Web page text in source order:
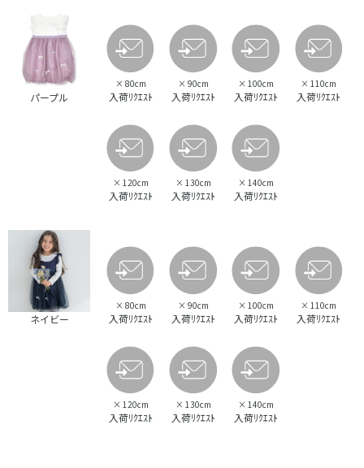
パープル
× 80cm
入荷ﾘｸｴｽﾄ
× 90cm
入荷ﾘｸｴｽﾄ
× 100cm
入荷ﾘｸｴｽﾄ
× 110cm
入荷ﾘｸｴｽﾄ
× 120cm
入荷ﾘｸｴｽﾄ
× 130cm
入荷ﾘｸｴｽﾄ
× 140cm
入荷ﾘｸｴｽﾄ
ネイビー
× 80cm
入荷ﾘｸｴｽﾄ
× 90cm
入荷ﾘｸｴｽﾄ
× 100cm
入荷ﾘｸｴｽﾄ
× 110cm
入荷ﾘｸｴｽﾄ
× 120cm
入荷ﾘｸｴｽﾄ
× 130cm
入荷ﾘｸｴｽﾄ
× 140cm
入荷ﾘｸｴｽﾄ